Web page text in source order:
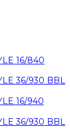
16/840
36/930 BBL
16/940
36/930 BBL